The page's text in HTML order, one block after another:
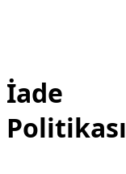
İade
Politikası